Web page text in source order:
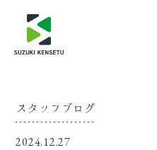
スタッフブログ
2024.12.27